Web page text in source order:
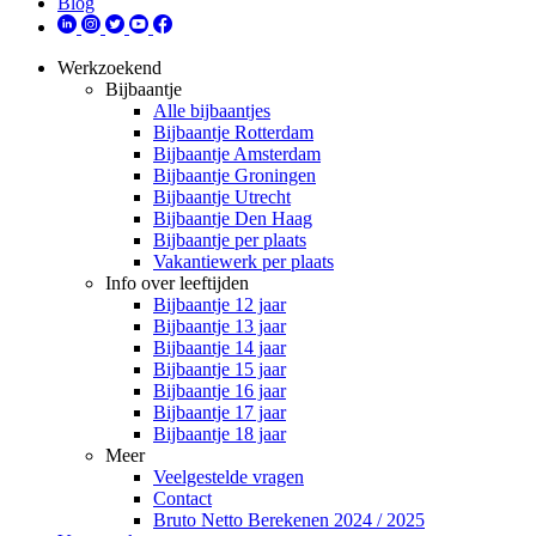
Werkzoekend
Bijbaantje
Alle bijbaantjes
Bijbaantje Rotterdam
Bijbaantje Amsterdam
Bijbaantje Groningen
Bijbaantje Utrecht
Bijbaantje Den Haag
Bijbaantje per plaats
Vakantiewerk per plaats
Info over leeftijden
Bijbaantje 12 jaar
Bijbaantje 13 jaar
Bijbaantje 14 jaar
Bijbaantje 15 jaar
Bijbaantje 16 jaar
Bijbaantje 17 jaar
Bijbaantje 18 jaar
Meer
Veelgestelde vragen
Contact
Bruto Netto Berekenen 2024 / 2025